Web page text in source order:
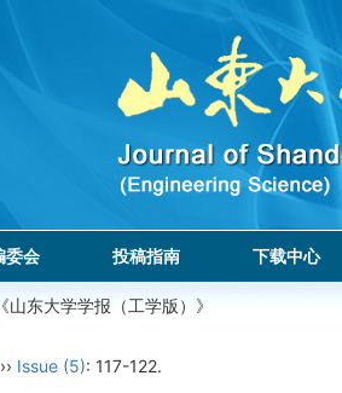
委会 投稿指南 下载中心
山东大学学报（工学版）》
›› Issue (5): 117-122.